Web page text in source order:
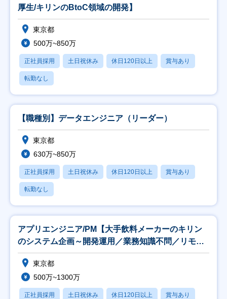
厚生/キリンのBtoC領域の開発】
東京都
500万~850万
正社員採用 土日祝休み 休日120日以上 賞与あり
転勤なし
【職種別】データエンジニア（リーダー）
東京都
630万~850万
正社員採用 土日祝休み 休日120日以上 賞与あり
転勤なし
アプリエンジニア/PM【大手飲料メーカーのキリン
のシステム企画～開発運用／業務知識不問／リモー
ト可】
東京都
500万~1300万
正社員採用 土日祝休み 休日120日以上 賞与あり